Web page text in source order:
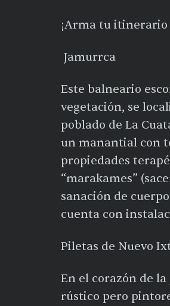
¡Arma tu itinerario
Jamurrca
Este balneario
vegetación, se
poblado de La
un manantial con
propiedades
“marakames”
sanación de
cuenta con
Piletas de Nuevo
En el corazón de
rústico pero